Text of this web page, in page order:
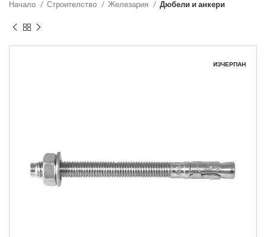
Начало Строителство Железария Дюбели и анкери
ИЗЧЕРПАН